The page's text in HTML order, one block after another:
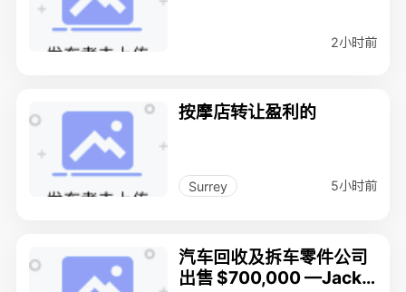
2小时前
按摩店转让盈利的
Surrey 5小时前
汽车回收及拆车零件公司
出售 $700,000 —Jack L